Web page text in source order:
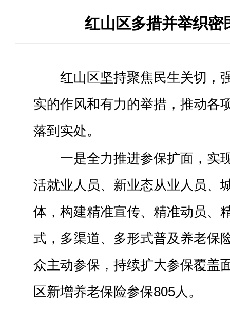
红山区多措并举织密
红山区坚持聚焦民生关切，
实的作风和有力的举措，推动各
落到实处。
一是全力推进参保扩面，实
活就业人员、新业态从业人员、
体，构建精准宣传、精准动员、
式，多渠道、多形式普及养老保
众主动参保，持续扩大参保覆盖
区新增养老保险参保805人。